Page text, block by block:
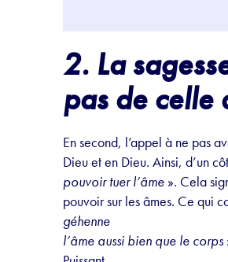
2. La
pas de celle
En second, l’appel à ne pas
Dieu et en Dieu. Ainsi, d’un
pouvoir tuer l’âme ». Cela
pouvoir sur les âmes. Ce qui
géhenne
l’âme aussi bien que le corps